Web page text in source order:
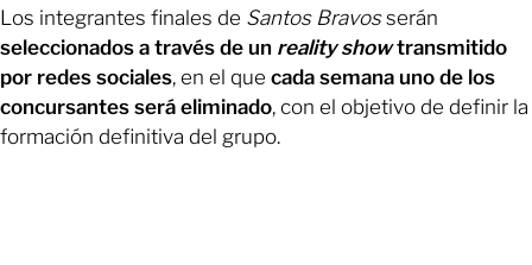
Los integrantes finales de Santos Bravosserán
seleccionados a través de un reality showtransmitido
por redes sociales, en el que cada semana uno de los
concursantes será eliminado, con el objetivo de definir la
formación definitiva del grupo.